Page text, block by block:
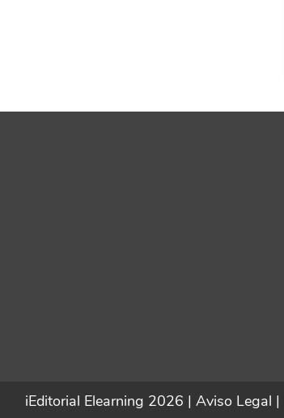
iEditorial Elearning 2026 | Aviso Legal |